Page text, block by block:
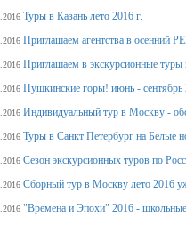
Туры в Казань лето 2016 г.
Приглашаем агентства в
Приглашаем в экскурсионные туры
Пушкинские горы! июнь - сентябрь
Индивидуальный тур в Москву -
Туры в Санкт Петербург на Белые
Сезон экскурсионных туров по
Сборный тур в Москву лето 2016
"Времена и Эпохи" 2016 - школьные